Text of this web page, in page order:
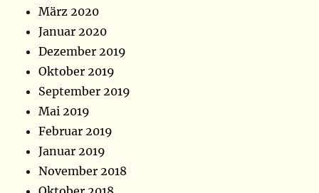
März 2020
Januar 2020
Dezember 2019
Oktober 2019
September 2019
Mai 2019
Februar 2019
Januar 2019
November 2018